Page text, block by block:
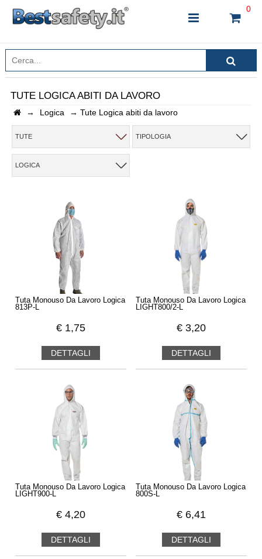
0
INSERISCI IL NOME DEL PRODOTTO CHE STAI
CERCANDO
CHIUDI RICERCA
TUTE LOGICA ABITI DA LAVORO
→ Logica → Tute Logica abiti da lavoro
TUTE TIPOLOGIA
LOGICA
Tuta Monouso Da Lavoro Logica
813P-L
€ 1,75
DETTAGLI
Tuta Monouso Da Lavoro Logica
LIGHT800/2-L
€ 3,20
DETTAGLI
Tuta Monouso Da Lavoro Logica
LIGHT900-L
€ 4,20
DETTAGLI
Tuta Monouso Da Lavoro Logica
800S-L
€ 6,41
DETTAGLI